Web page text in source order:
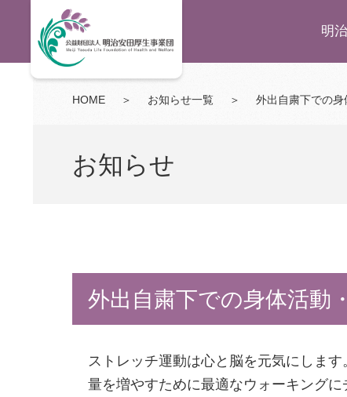
明
HOME ＞ お知らせ一覧 ＞ 外出自粛下での
お知らせ
外出自粛下での身体活
ストレッチ運動は心と脳を元気にしま
量を増やすために最適なウォーキング